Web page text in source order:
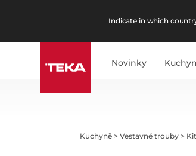
Indicate in which
Novinky
Kuchyně >Vestavné trouby >